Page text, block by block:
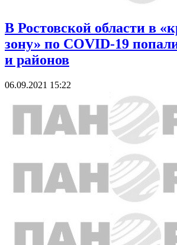
В Ростовской области в
зону» по COVID-19
и районов
06.09.2021 15:22